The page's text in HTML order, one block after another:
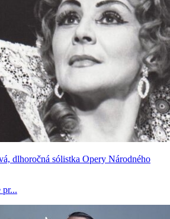
dlhoročná sólistka Opery Národného
pr...